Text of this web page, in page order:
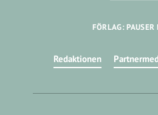
FÖRLAG: PAUSER
Redaktionen